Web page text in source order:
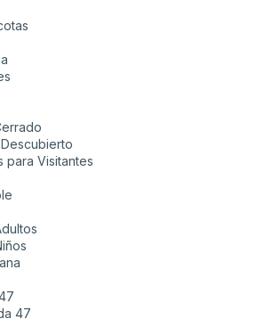
para Visitantes
47